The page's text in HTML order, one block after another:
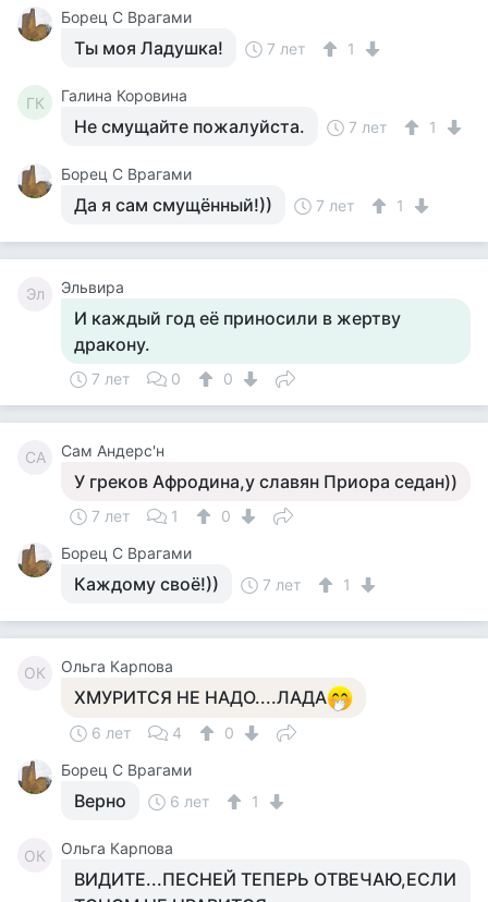
Борец С Врагами
Ты моя Ладушка! 7 лет 1
ГК Галина Коровина
Не смущайте пожалуйста. 7 лет 1
Борец С Врагами
Да я сам смущённый!)) 7 лет 1
Эл Эльвира
И каждый год её приносили в жертву
дракону.
7 лет 0 0
СА Сам Андерс'н
У греков Афродина,у славян Приора седан))
7 лет 1
0
Борец С Врагами
Каждому своё!)) 7 лет 1
ОК Ольга Карпова
ХМУРИТСЯ НЕ НАДО....ЛАДА
6 лет 4
0
Борец С Врагами
Верно 6 лет 1
ОК Ольга Карпова
ВИДИТЕ...ПЕСНЕЙ ТЕПЕРЬ ОТВЕЧАЮ,ЕСЛИ